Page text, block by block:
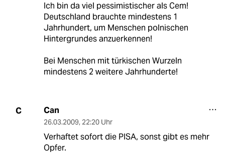
Ich bin da viel pessimistischer als Cem!
Deutschland brauchte mindestens 1
Jahrhundert, um Menschen polnischen
Hintergrundes anzuerkennen!
Bei Menschen mit türkischen Wurzeln
mindestens 2 weitere Jahrhunderte!
C Can
26.03.2009, 22:20 Uhr
Verhaftet sofort die PISA, sonst gibt es mehr
Opfer.